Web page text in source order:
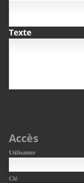
Texte
Accès
Utilisateur
Clé